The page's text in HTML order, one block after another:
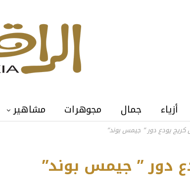
أزياء جمال مجوهرات مشاهير
كريج يودع دور ” جيمس بوند”
دور ” جيمس بوند”